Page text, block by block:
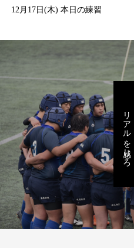
12月17日(木) 本日の練習
リアルを感じろ